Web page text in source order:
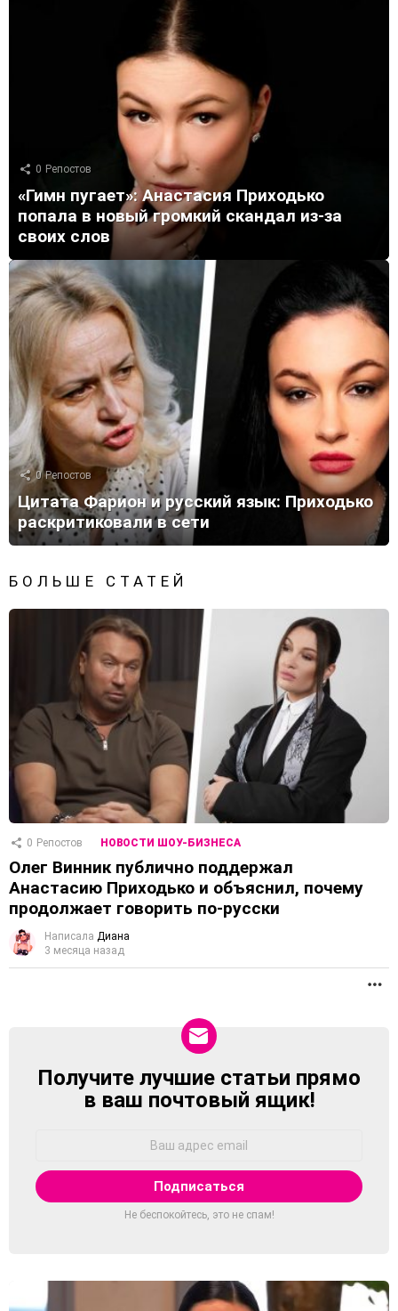
0 Репостов
«Гимн пугает»: Анастасия Приходько
попала в новый громкий скандал из-за
своих слов
0 Репостов
Цитата Фарион и русский язык: Приходько
раскритиковали в сети
БОЛЬШЕ СТАТЕЙ
0 Репостов НОВОСТИ ШОУ-БИЗНЕСА
Олег Винник публично поддержал
Анастасию Приходько и объяснил, почему
продолжает говорить по-русски
Написала Диана
3 месяца назад
NEWSLETTER
Получите лучшие статьи прямо
в ваш почтовый ящик!
Не беспокойтесь, это не спам!